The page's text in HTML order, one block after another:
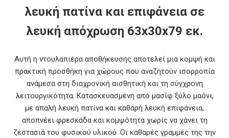
λευκή πατίνα και επιφάνεια σε
λευκή απόχρωση 63x30x79 εκ.
Αυτή η ντουλαπιέρα αποθήκευσης αποτελεί μια κομψή και
πρακτική προσθήκη για χώρους που αναζητούν ισορροπία
ανάμεσα στη διαχρονική αισθητική και τη σύγχρονη
λειτουργικότητα. Κατασκευασμένη από μασίφ ξύλο μαόνι,
με απαλή λευκή πατίνα και καθαρή λευκή επιφάνεια,
αποπνέει φρεσκάδα και κομψότητα χωρίς να χάνει τη
ζεστασιά του φυσικού υλικού. Οι καθαρές γραμμές της την